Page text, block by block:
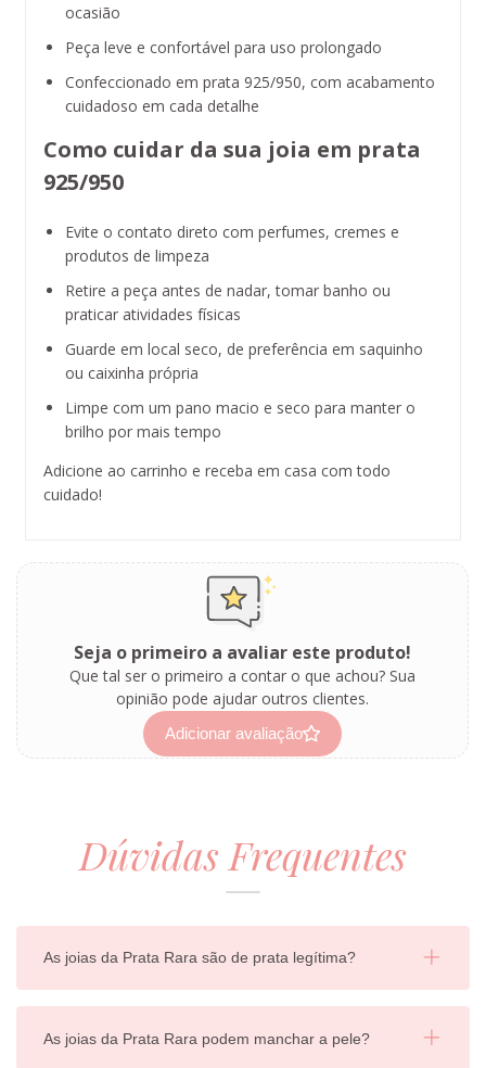
ocasião
Peça leve e confortável para uso prolongado
Confeccionado em prata 925/950, com acabamento
cuidadoso em cada detalhe
Como cuidar da sua joia em prata
925/950
Evite o contato direto com perfumes, cremes e
produtos de limpeza
Retire a peça antes de nadar, tomar banho ou
praticar atividades físicas
Guarde em local seco, de preferência em saquinho
ou caixinha própria
Limpe com um pano macio e seco para manter o
brilho por mais tempo
Adicione ao carrinho e receba em casa com todo
cuidado!
Seja o primeiro a avaliar este produto!
Que tal ser o primeiro a contar o que achou? Sua
opinião pode ajudar outros clientes.
Adicionar avaliação
Dúvidas Frequentes
As joias da Prata Rara são de prata legítima?
As joias da Prata Rara podem manchar a pele?